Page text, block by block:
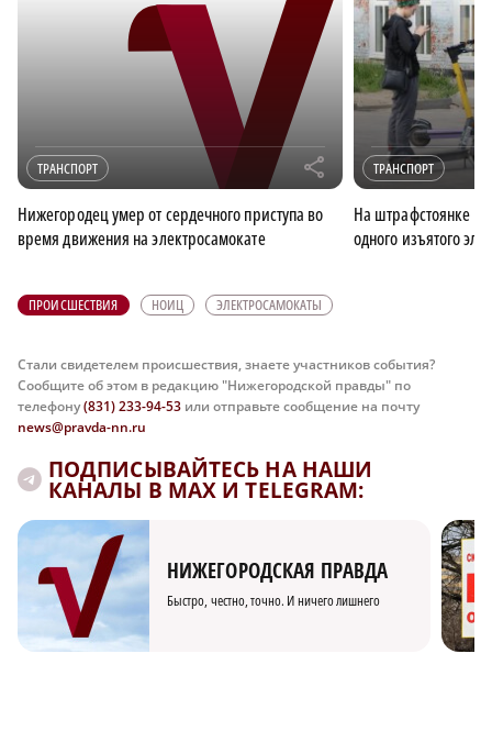
ТРАНСПОРТ r
Нижегородец умер от сердечного приступа во
время движения на электросамокате
ТРАНСПОРТ
На штрафстоянке
одного изъятого
ПРОИСШЕСТВИЯ НОИЦ ЭЛЕКТРОСАМОКАТЫ
Стали свидетелем происшествия, знаете участников события?
Сообщите об этом в редакцию "Нижегородской правды" по
телефону(831) 233-94-53 или отправьте сообщение на почту
news@pravda-nn.ru
ПОДПИСЫВАЙТЕСЬ НА НАШИ
КАНАЛЫ В MAX И TELEGRAM:
НИЖЕГОРОДСКАЯ ПРАВДА
Быстро, честно, точно. И ничего лишнего